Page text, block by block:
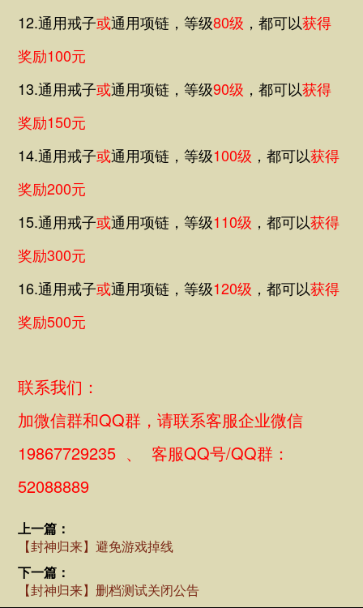
12.通用戒子或通用项链 ，等级80级 ， 都可以获得
奖励100元
13.通用戒子或通用项链 ，等级90级 ， 都可以获得
奖励150元
14.通用戒子或通用项链 ，等级100级 ， 都可以获得
奖励200元
15.通用戒子或通用项链 ，等级110级 ， 都可以获得
奖励300元
16.通用戒子或通用项链 ，等级120级 ， 都可以获得
奖励500元
联系我们：
加微信群和QQ群，请联系客服企业微信
19867729235 、 客服QQ号/QQ群：
52088889
上一篇：
【封神归来】避免游戏掉线
下一篇：
【封神归来】删档测试关闭公告